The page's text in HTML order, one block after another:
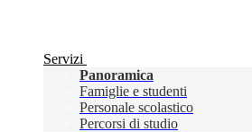
Servizi
Panoramica
Famiglie e studenti
Personale scolastico
Percorsi di studio